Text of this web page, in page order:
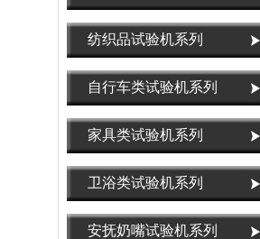
纺织品试验机系列
自行车类试验机系列
家具类试验机系列
卫浴类试验机系列
安抚奶嘴试验机系列